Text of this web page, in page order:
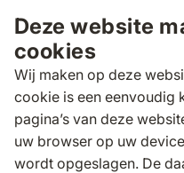
Deze website
cookies
Wij maken op deze
cookie is een eenvoudig
pagina’s van deze
uw browser op uw
wordt opgeslagen. De
Zoeken